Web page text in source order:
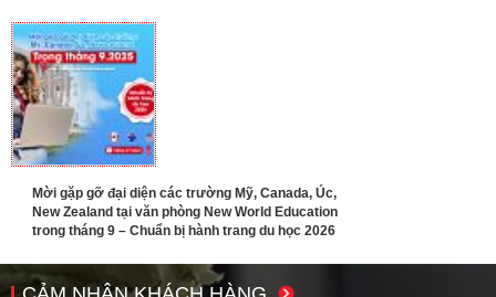
Mời gặp gỡ đại diện các trường Mỹ, Canada, Úc,
New Zealand tại văn phòng New World Education
trong tháng 9 – Chuẩn bị hành trang du học 2026